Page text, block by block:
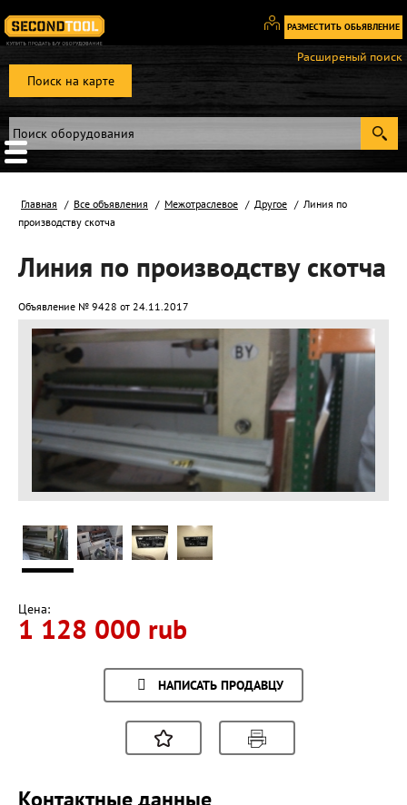
РАЗМЕСТИТЬ ОБЬЯВЛЕНИЕ
Вход
Регистрация
Поиск на карте
Расширеный поиск
Главная Все объявления Межотраслевое Другое
Линия по
производству скотча
Линия по производству скотча
Объявление № 9428 от 24.11.2017
Цена:
1 128 000 rub
НАПИСАТЬ ПРОДАВЦУ
Контактные данные